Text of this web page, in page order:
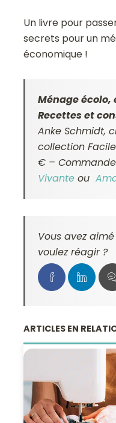
Un livre pour
secrets pour un
économique !
Ménage écolo,
Recettes et
Anke Schmidt,
collection
€ –
Vivante ou
Vous avez
voulez réagir ?
ARTICLES EN